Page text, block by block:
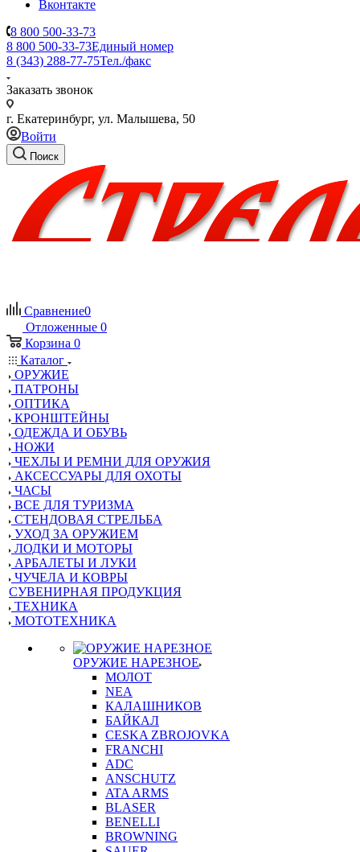
Вконтакте
8 800 500-33-73
8 800 500-33-73Единый номер
8 (343) 288-77-75Тел./факс
Заказать звонок
г. Екатеринбург, ул. Малышева, 50
Войти
Поиск
Сравнение0
Отложенные 0
Корзина 0
Каталог
ОРУЖИЕ
ПАТРОНЫ
ОПТИКА
КРОНШТЕЙНЫ
ОДЕЖДА И ОБУВЬ
НОЖИ
ЧЕХЛЫ И РЕМНИ ДЛЯ ОРУЖИЯ
АКСЕССУАРЫ ДЛЯ ОХОТЫ
ЧАСЫ
ВСЕ ДЛЯ ТУРИЗМА
СТЕНДОВАЯ СТРЕЛЬБА
УХОД ЗА ОРУЖИЕМ
ЛОДКИ И МОТОРЫ
АРБАЛЕТЫ И ЛУКИ
ЧУЧЕЛА И КОВРЫ
СУВЕНИРНАЯ ПРОДУКЦИЯ
ТЕХНИКА
МОТОТЕХНИКА
ОРУЖИЕ НАРЕЗНОЕ
МОЛОТ
NEA
КАЛАШНИКОВ
БАЙКАЛ
CESKA ZBROJOVKA
FRANCHI
ADC
ANSCHUTZ
ATA ARMS
BLASER
BENELLI
BROWNING